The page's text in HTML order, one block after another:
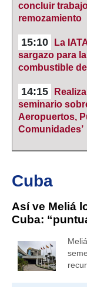
concluir
remozamiento
15:10
La
sargazo para
combustible
14:15
seminario
Aeropuertos,
Comunidades’
Cuba
Así ve Meliá
Cuba: